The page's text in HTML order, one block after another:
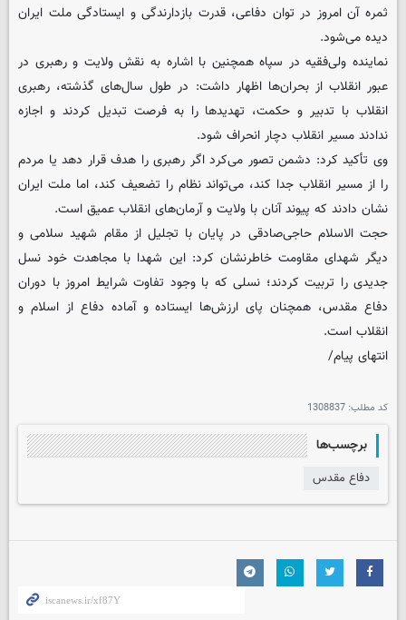
ثمره آن امروز در توان دفاعی، قدرت بازدارندگی و ایستادگی ملت ایران
دیده می‌شود.
نماینده ولی‌فقیه در سپاه همچنین با اشاره به نقش ولایت و رهبری در
عبور انقلاب از بحران‌ها اظهار داشت: در طول سال‌های گذشته، رهبری
انقلاب با تدبیر و حکمت، تهدیدها را به فرصت تبدیل کردند و اجازه
ندادند مسیر انقلاب دچار انحراف شود.
وی تأکید کرد: دشمن تصور می‌کرد اگر رهبری را هدف قرار دهد یا مردم
را از مسیر انقلاب جدا کند، می‌تواند نظام را تضعیف کند، اما ملت ایران
نشان دادند که پیوند آنان با ولایت و آرمان‌های انقلاب عمیق است.
حجت الاسلام حاجی‌صادقی در پایان با تجلیل از مقام شهید سلامی و
دیگر شهدای مقاومت خاطرنشان کرد: این شهدا با مجاهدت خود نسل
جدیدی را تربیت کردند؛ نسلی که با وجود تفاوت شرایط امروز با دوران
دفاع مقدس، همچنان پای ارزش‌ها ایستاده و آماده دفاع از اسلام و
انقلاب است.
انتهای پیام/
کد مطلب: 1308837
برچسب‌ها
دفاع مقدس